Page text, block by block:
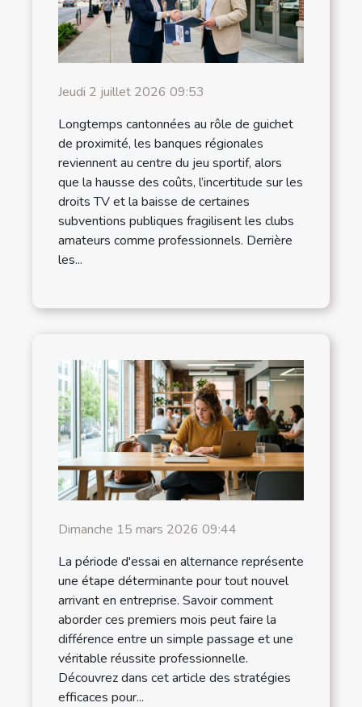
Jeudi 2 juillet 2026 09:53
Longtemps cantonnées au rôle de guichet
de proximité, les banques régionales
reviennent au centre du jeu sportif, alors
que la hausse des coûts, l’incertitude sur les
droits TV et la baisse de certaines
subventions publiques fragilisent les clubs
amateurs comme professionnels. Derrière
les...
Dimanche 15 mars 2026 09:44
La période d'essai en alternance représente
une étape déterminante pour tout nouvel
arrivant en entreprise. Savoir comment
aborder ces premiers mois peut faire la
différence entre un simple passage et une
véritable réussite professionnelle.
Découvrez dans cet article des stratégies
efficaces pour...